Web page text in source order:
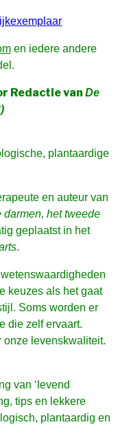
en iedere andere
Redactie van De
plantaardige
en auteur van
darmen, het tweede
geplaatst in het
.
keuzes als het gaat
Soms worden er
die zelf ervaart.
levenskwaliteit.
van ‘levend
tips en lekkere
plantaardig en